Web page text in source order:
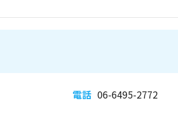
電話 06-6495-2772